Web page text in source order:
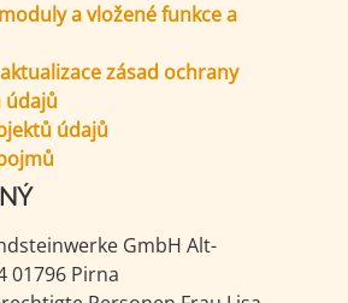
a vložené funkce a
zásad ochrany
údajů
údajů
GmbH Alt-
01796 Pirna